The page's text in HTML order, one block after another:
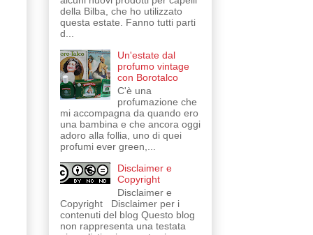
della Bilba, che ho utilizzato
questa estate. Fanno tutti parti
d...
Un'estate dal
profumo vintage
con Borotalco
C'è una
profumazione che
mi accompagna da quando ero
una bambina e che ancora oggi
adoro alla follia, uno di quei
profumi ever green,...
Disclaimer e
Copyright
Disclaimer e
Copyright Disclaimer per i
contenuti del blog Questo blog
non rappresenta una testata